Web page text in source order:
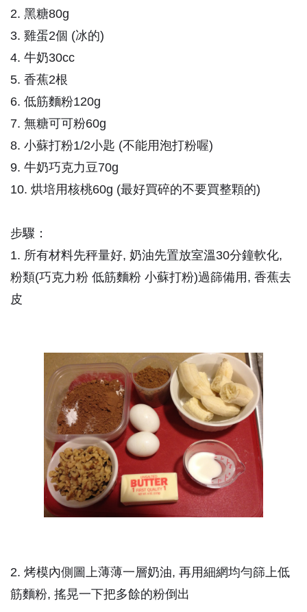
2. 黑糖80g
3. 雞蛋2個 (冰的)
4. 牛奶30cc
5. 香蕉2根
6. 低筋麵粉120g
7. 無糖可可粉60g
8. 小蘇打粉1/2小匙 (不能用泡打粉喔)
9. 牛奶巧克力豆70g
10. 烘培用核桃60g (最好買碎的不要買整顆的)
步驟：
1. 所有材料先秤量好, 奶油先置放室溫30分鐘軟化,
粉類(巧克力粉 低筋麵粉 小蘇打粉)過篩備用, 香蕉去
皮
2. 烤模內側圖上薄薄一層奶油, 再用細網均勻篩上低
筋麵粉, 搖晃一下把多餘的粉倒出